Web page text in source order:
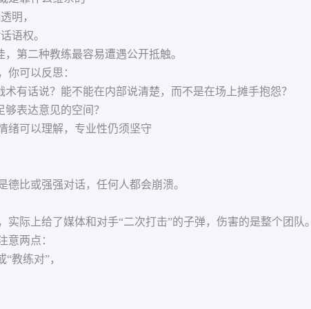
明，
语权。
第二种教练最容易遭遇公开抵触。
你可以反思：
有话说？能不能在内部说清楚，而不是在场上摊手抱怨？
表达意见的空间？
绪可以理解，专业性仍须坚守
德比或强强对话，任何人都会崩溃。
实际上给了媒体和对手“二次打击”的子弹，伤害的是整个团队。
意两点：
教练对”，